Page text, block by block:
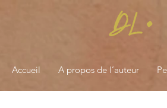
DL·
Accueil A propos de l’auteur